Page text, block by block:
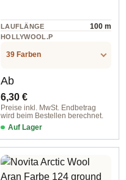
LAUFLÄNGE 100 m
HOLLYWOOL.P
.LABEL.MATERI
39 Farben
Regulärer Preis:
Ab
6,30 €
Preise inkl. MwSt. Endbetrag
wird beim Bestellen berechnet.
Auf Lager